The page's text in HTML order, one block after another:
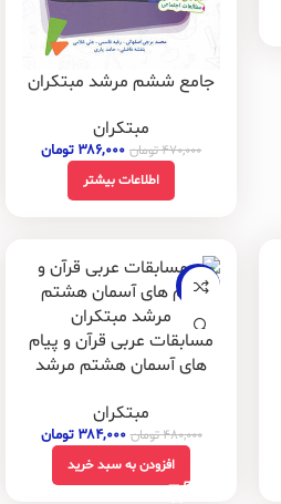
جامع ششم مرشد مبتکران
مبتکران
۴۷۰,۰۰۰تومان ۳۸۶,۰۰۰ تومان
اطلاعات بیشتر
-20%
مسابقات عربی قرآن و پیام
های آسمان هشتم مرشد
مبتکران
۴۸۰,۰۰۰تومان ۳۸۴,۰۰۰ تومان
افزودن به سبد خرید